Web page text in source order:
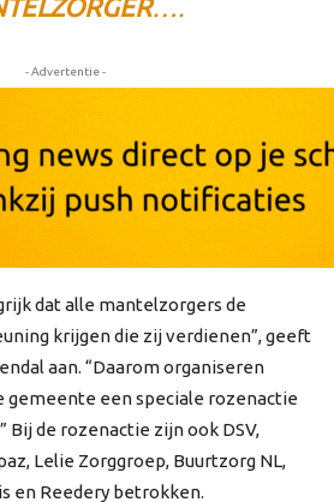
….
- Advertentie -
dat alle mantelzorgers de
krijgen die zij verdienen”, geeft
aan. “Daarom organiseren
gemeente een speciale rozenactie
Bij de rozenactie zijn ook DSV,
Lelie Zorggroep, Buurtzorg NL,
en Reedery betrokken.